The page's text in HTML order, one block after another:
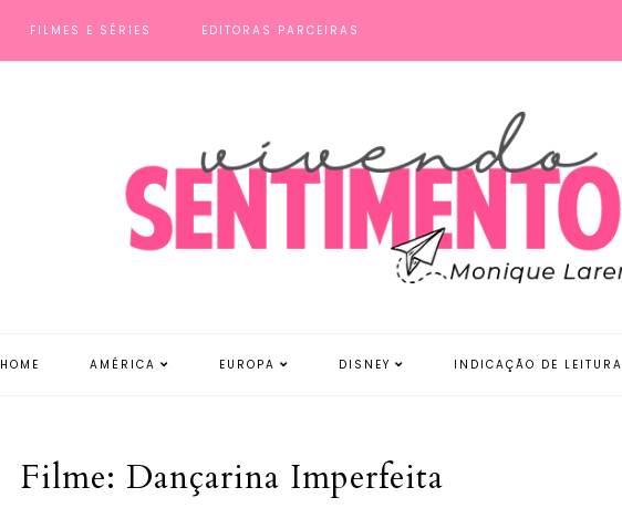
FILMES E SÉRIES EDITORAS PARCEIRAS
HOME AMÉRICA EUROPA DISNEY INDICAÇÃO DE LEITURA
Filme: Dançarina Imperfeita